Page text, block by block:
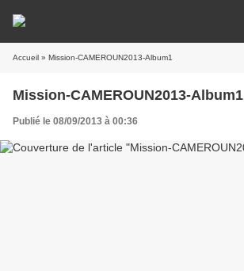
Accueil » Mission-CAMEROUN2013-Album1
Mission-CAMEROUN2013-Album1
Publié le 08/09/2013 à 00:36